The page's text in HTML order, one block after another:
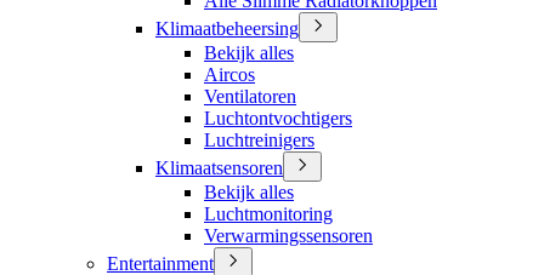
Klimaatbeheersing
Bekijk alles
Aircos
Ventilatoren
Luchtontvochtigers
Luchtreinigers
Klimaatsensoren
Bekijk alles
Luchtmonitoring
Verwarmingssensoren
Entertainment